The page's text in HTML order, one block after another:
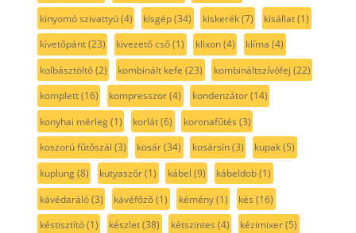
kinyomó szivattyú(4) kisgép(34) kiskerék(7) kisállat(1)
kivetőpánt(23) kivezető cső(1) klixon(4) klíma (4)
kolbásztöltő(2) kombinált kefe (23) kombináltszívófej (22)
komplett(16) kompresszor(4) kondenzátor(14)
konyhai mérleg(1) korlát(6) koronafűtés (3)
koszorú fűtőszál (3) kosár(34) kosársín(3) kupak(5)
kuplung(8) kutyaszőr(1) kábel (9) kábeldob(1)
kávédaráló(3) kávéfőző(1) kémény(1) kés (16)
késtisztító(1) készlet(38) kétszintes (4) kézimixer(5)